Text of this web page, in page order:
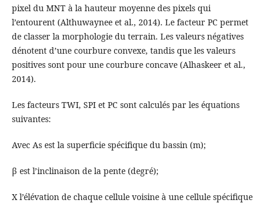
pixel du MNT à la hauteur moyenne des pixels qui
l’entourent (Althuwaynee et al., 2014). Le facteur PC permet
de classer la morphologie du terrain. Les valeurs négatives
dénotent d’une courbure convexe, tandis que les valeurs
positives sont pour une courbure concave (Alhaskeer et al.,
2014).
Les facteurs TWI, SPI et PC sont calculés par les équations
suivantes:
Avec As est la superficie spécifique du bassin (m);
β est l’inclinaison de la pente (degré);
X l’élévation de chaque cellule voisine à une cellule spéciﬁque